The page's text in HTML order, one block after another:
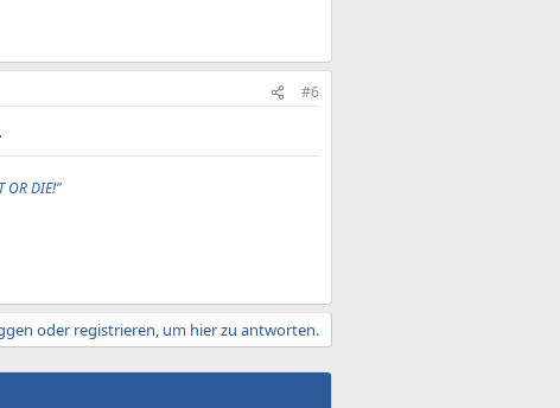
#6
OR DIE!"
oder registrieren, um hier zu antworten.